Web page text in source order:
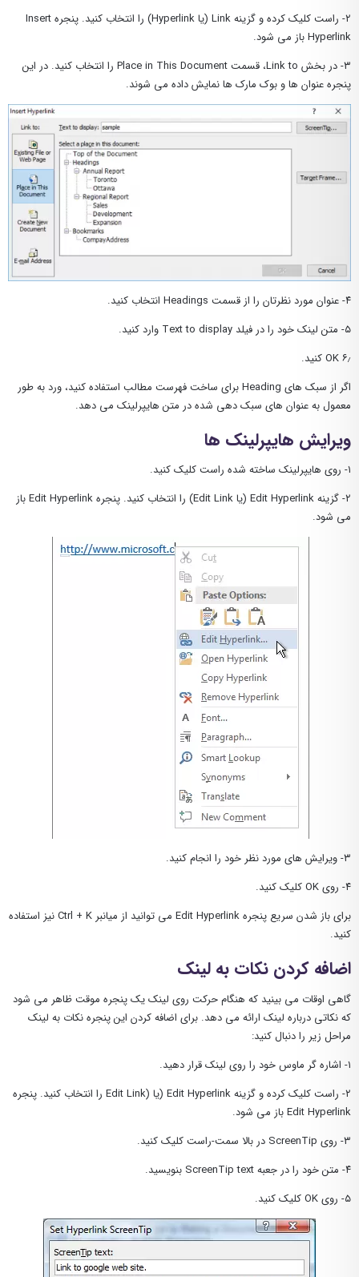
۲- راست کلیک کرده و گزینه Link (یا Hyperlink) را انتخاب کنید. پنجره Insert
Hyperlink باز می شود.
۳- در بخش Link to، قسمت Place in This Document را انتخاب کنید. در این
پنجره عنوان ها و بوک مارک ها نمایش داده می شوند.
۴- عنوان مورد نظرتان را از قسمت Headings انتخاب کنید.
۵- متن لینک خود را در فیلد Text to display وارد کنید.
۶٫ OK کنید.
اگر از سبک های Heading برای ساخت فهرست مطالب استفاده کنید، ورد به طور
معمول به عنوان های سبک دهی شده در متن هایپرلینک می دهد.
ویرایش هایپرلینک ها
۱- روی هایپرلینک ساخته شده راست کلیک کنید.
۲- گزینه Edit Hyperlink (یا Edit Link) را انتخاب کنید. پنجره Edit Hyperlink باز
می شود.
۳- ویرایش های مورد نظر خود را انجام کنید.
۴- روی OK کلیک کنید.
برای باز شدن سریع پنجره Edit Hyperlink می توانید از میانبر Ctrl + K نیز استفاده
کنید.
اضافه کردن نکات به لینک
گاهی اوقات می بینید که هنگام حرکت روی لینک یک پنجره موقت ظاهر می شود
که نکاتی درباره لینک ارائه می دهد. برای اضافه کردن این پنجره نکات به لینک
مراحل زیر را دنبال کنید:
۱- اشاره گر ماوس خود را روی لینک قرار دهید.
۲- راست کلیک کرده و گزینه Edit Hyperlink (یا (Edit Link را انتخاب کنید. پنجره
Edit Hyperlink باز می شود.
۳- روی ScreenTip در بالا سمت-راست کلیک کنید.
۴- متن خود را در جعبه ScreenTip text بنویسید.
۵- روی OK کلیک کنید.